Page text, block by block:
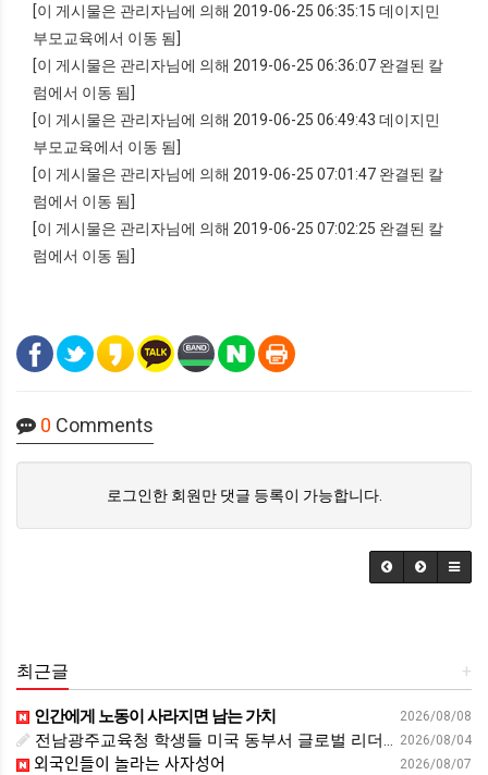
[이 게시물은 관리자님에 의해 2019-06-25 06:35:15 데이지민
부모교육에서 이동 됨]
[이 게시물은 관리자님에 의해 2019-06-25 06:36:07 완결된 칼
럼에서 이동 됨]
[이 게시물은 관리자님에 의해 2019-06-25 06:49:43 데이지민
부모교육에서 이동 됨]
[이 게시물은 관리자님에 의해 2019-06-25 07:01:47 완결된 칼
럼에서 이동 됨]
[이 게시물은 관리자님에 의해 2019-06-25 07:02:25 완결된 칼
럼에서 이동 됨]
0 Comments
로그인한 회원만 댓글 등록이 가능합니다.
+
최근글
2026/08/08
인간에게 노동이 사라지면 남는 가치
2026/08/04
전남광주교육청 학생들 미국 동부서 글로벌 리더십 체험 - 전남인터넷신문
2026/08/07
외국인들이 놀라는 사자성어